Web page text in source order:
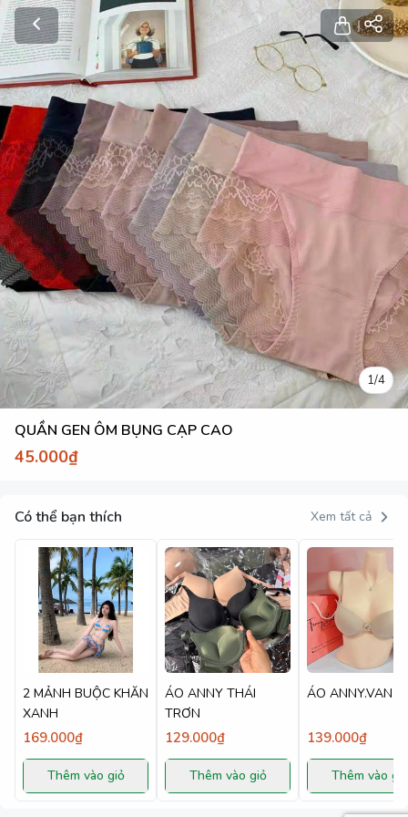
1/4
QUẦN GEN ÔM BỤNG CẠP CAO
45.000₫
Có thể bạn thích Xem tất cả
2 MẢNH BUỘC KHĂN
XANH
169.000₫
Thêm vào giỏ
ÁO ANNY THÁI
TRƠN
129.000₫
Thêm vào giỏ
ÁO ANNY.VAN
139.000₫
Thêm vào giỏ